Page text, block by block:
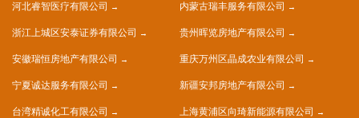
河北睿智医疗有限公司 内蒙古瑞丰服务有限公司
浙江上城区安泰证券有限公司 贵州晖览房地产有限公司
安徽瑞恒房地产有限公司 重庆万州区晶成农业有限公司
宁夏诚达服务有限公司 新疆安邦房地产有限公司
台湾精诚化工有限公司 上海黄浦区向琦新能源有限公司